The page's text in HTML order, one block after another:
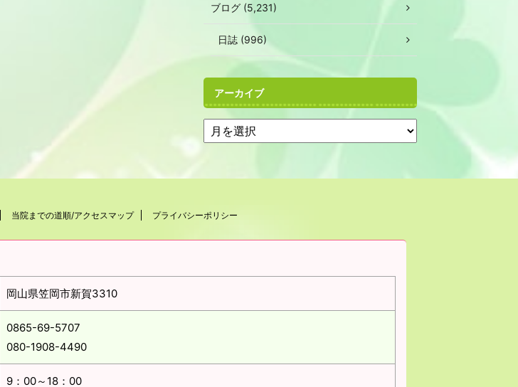
ブログ (5,231)
日誌 (996)
アーカイブ
当院までの道順/アクセスマップ プライバシーポリシー
岡山県笠岡市新賀3310
0865-69-5707
080-1908-4490
9：00～18：00